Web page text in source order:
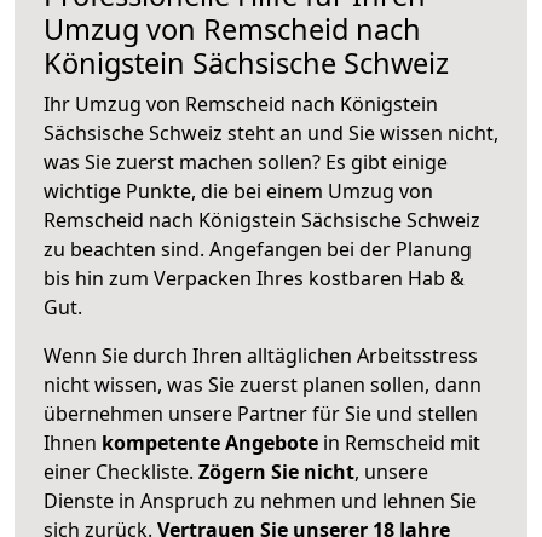
Umzug von Remscheid nach
Königstein Sächsische Schweiz
Ihr Umzug von Remscheid nach Königstein
Sächsische Schweiz steht an und Sie wissen nicht,
was Sie zuerst machen sollen? Es gibt einige
wichtige Punkte, die bei einem Umzug von
Remscheid nach Königstein Sächsische Schweiz
zu beachten sind. Angefangen bei der Planung
bis hin zum Verpacken Ihres kostbaren Hab &
Gut.
Wenn Sie durch Ihren alltäglichen Arbeitsstress
nicht wissen, was Sie zuerst planen sollen, dann
übernehmen unsere Partner für Sie und stellen
Ihnen kompetente Angebote in Remscheid mit
einer Checkliste. Zögern Sie nicht, unsere
Dienste in Anspruch zu nehmen und lehnen Sie
sich zurück. Vertrauen Sie unserer 18 Jahre